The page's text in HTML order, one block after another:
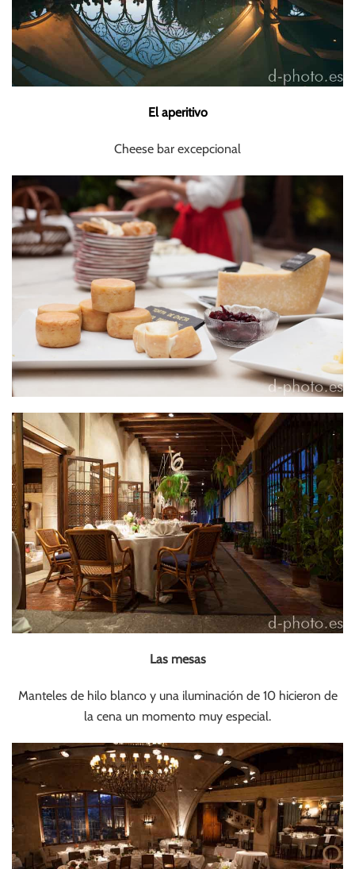
El aperitivo
Cheese bar excepcional
Las mesas
Manteles de hilo blanco y una iluminación de 10 hicieron de
la cena un momento muy especial.